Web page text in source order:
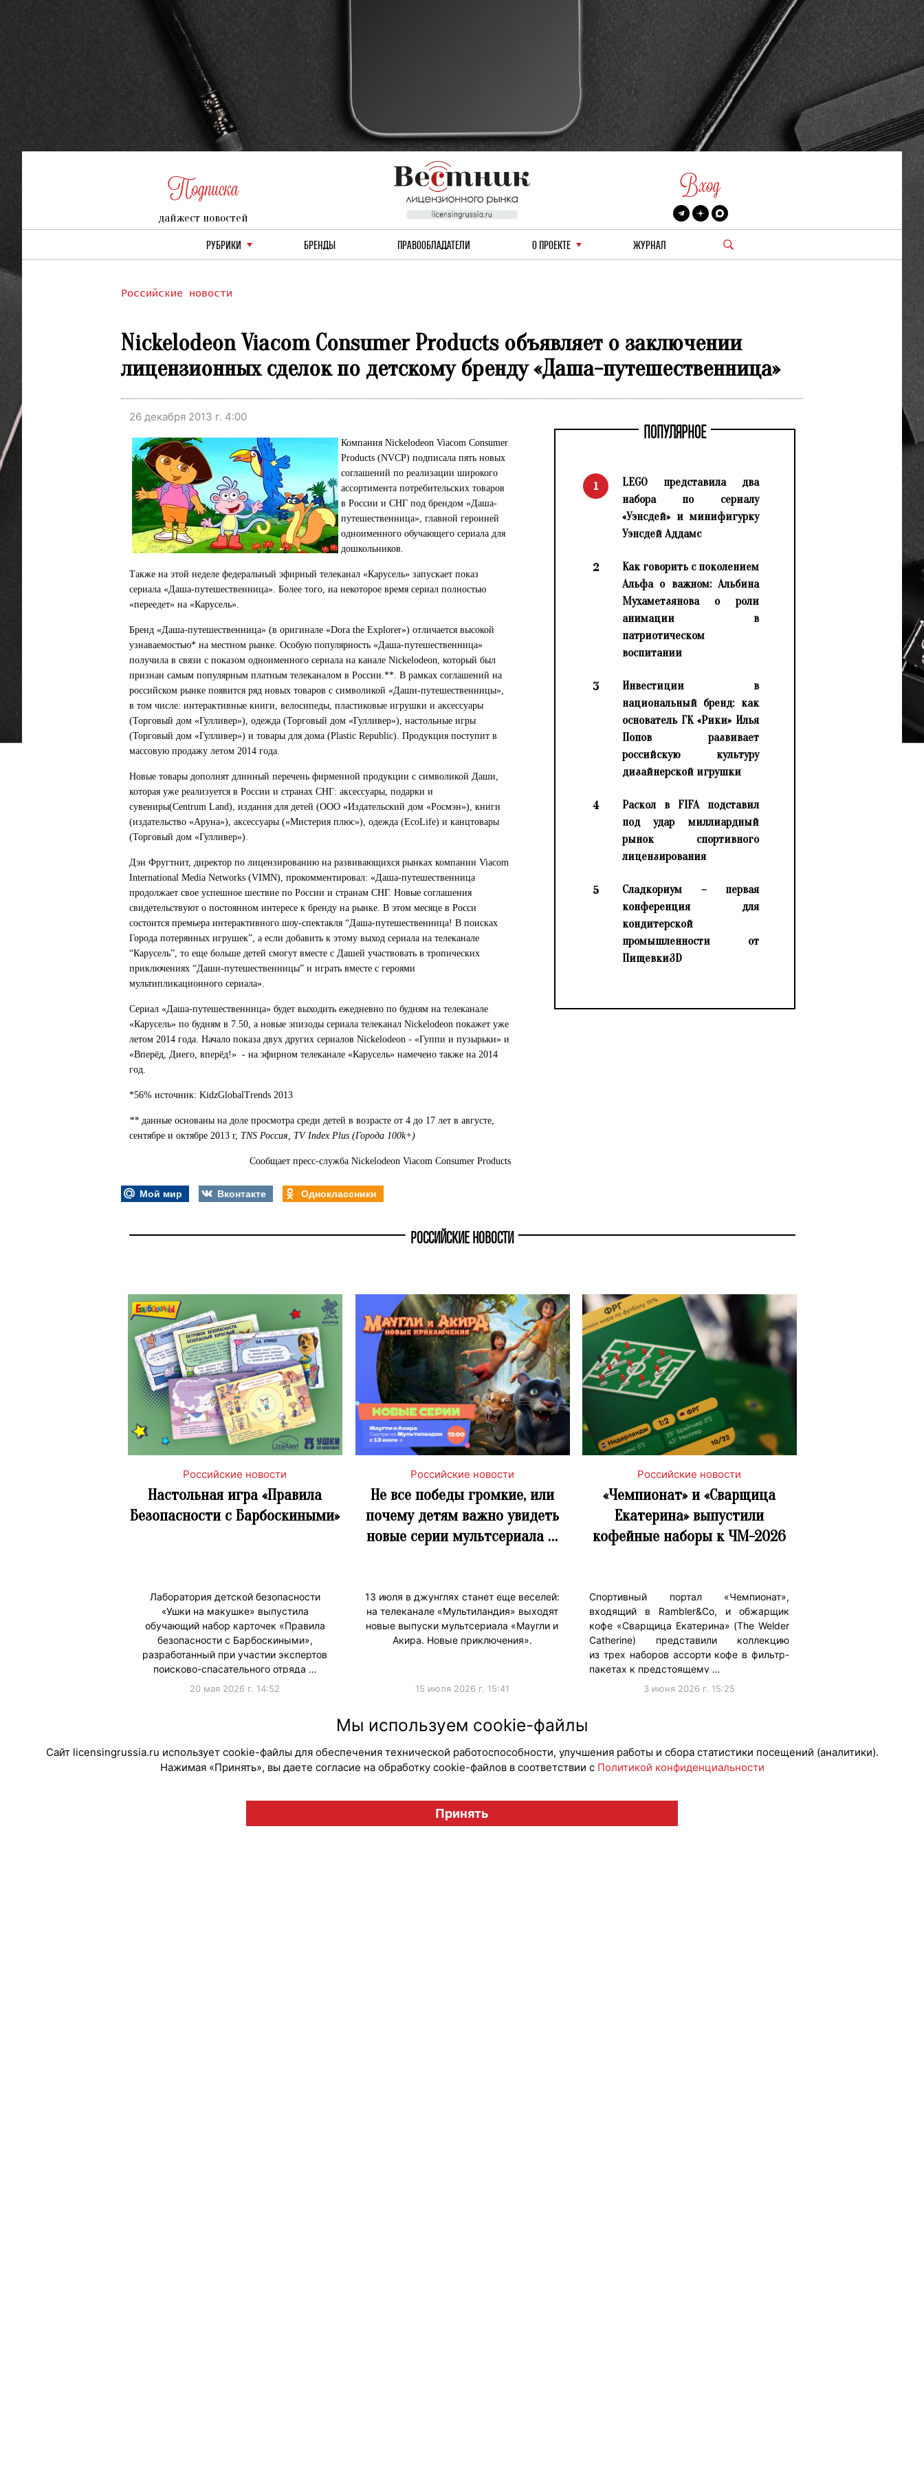
Подписка
дайжест новостей
Вход
РУБРИКИ БРЕНДЫ ПРАВООБЛАДАТЕЛИ О ПРОЕКТЕ ЖУРНАЛ
Российские новости
Nickelodeon Viacom Consumer Products объявляет о заключении
лицензионных сделок по детскому бренду «Даша-путешественница»
26 декабря 2013 г. 4:00
Компания Nickelodeon Viacom Consumer
Products (NVCP) подписала пять новых
соглашений по реализации широкого
ассортимента потребительских товаров
в России и СНГ под брендом «Даша-
путешественница», главной героиней
одноименного обучающего сериала для
дошкольников.
Также на этой неделе федеральный эфирный телеканал «Карусель» запускает показ
сериала «Даша-путешественница». Более того, на некоторое время сериал полностью
«переедет» на «Карусель».
Бренд «Даша-путешественница» (в оригинале «Dora the Explorer») отличается высокой
узнаваемостью* на местном рынке. Особую популярность «Даша-путешественница»
получила в связи с показом одноименного сериала на канале Nickelodeon, который был
признан самым популярным платным телеканалом в России.**. В рамках соглашений на
российском рынке появится ряд новых товаров с символикой «Даши-путешественницы»,
в том числе: интерактивные книги, велосипеды, пластиковые игрушки и аксессуары
(Торговый дом «Гулливер»), одежда (Торговый дом «Гулливер»), настольные игры
(Торговый дом «Гулливер») и товары для дома (Plastic Republic). Продукция поступит в
массовую продажу летом 2014 года.
Новые товары дополнят длинный перечень фирменной продукции с символикой Даши,
которая уже реализуется в России и странах СНГ: аксессуары, подарки и
сувениры(Centrum Land), издания для детей (ООО «Издательский дом «Росмэн»), книги
(издательство «Аруна»), аксессуары («Мистерия плюс»), одежда (EcoLife) и канцтовары
(Торговый дом «Гулливер»).
Дэн Фругтнит, директор по лицензированию на развивающихся рынках компании Viacom
International Media Networks (VIMN), прокомментировал: «Даша-путешественница
продолжает свое успешное шествие по России и странам СНГ. Новые соглашения
свидетельствуют о постоянном интересе к бренду на рынке. В этом месяце в Росси
состоится премьера интерактивного шоу-спектакля “Даша-путешественница! В поисках
Города потерянных игрушек”, а если добавить к этому выход сериала на телеканале
“Карусель”, то еще больше детей смогут вместе с Дашей участвовать в тропических
приключениях “Даши-путешественницы” и играть вместе с героями
мультипликационного сериала».
Сериал «Даша-путешественница» будет выходить ежедневно по будням на телеканале
«Карусель» по будням в 7.50, а новые эпизоды сериала телеканал Nickelodeon покажет уже
летом 2014 года. Начало показа двух других сериалов Nickelodeon - «Гуппи и пузырьки» и
«Вперёд, Диего, вперёд!» - на эфирном телеканале «Карусель» намечено также на 2014
год.
*56% источник: KidzGlobalTrends 2013
**данные основаны на доле просмотра среди детей в возрасте от 4 до 17 лет в августе,
сентябре и октябре 2013 г, TNS Россия, TV Index Plus (Города 100k+)
Сообщает пресс-служба Nickelodeon Viacom Consumer Products
ПОПУЛЯРНОЕ
1
LEGO представила два
набора по сериалу
«Уэнсдей» и минифигурку
Уэнсдей Аддамс
2
Как говорить с поколением
Альфа о важном: Альбина
Мухаметзянова о роли
анимации в
патриотическом
воспитании
3
Инвестиции в
национальный бренд: как
основатель ГК «Рики» Илья
Попов развивает
российскую культуру
дизайнерской игрушки
4
Раскол в FIFA подставил
под удар миллиардный
рынок спортивного
лицензирования
5
Сладкориум – первая
конференция для
кондитерской
промышленности от
Пищевки3D
Мой мир Вконтакте Одноклассники
РОССИЙСКИЕ НОВОСТИ
Российские новости
Настольная игра «Правила
Безопасности с Барбоскиными»
Лаборатория детской безопасности
«Ушки на макушке» выпустила
обучающий набор карточек «Правила
безопасности с Барбоскиными»,
разработанный при участии экспертов
поисково-спасательного отряда …
20 мая 2026 г. 14:52
Российские новости
Не все победы громкие, или
почему детям важно увидеть
новые серии мультсериала …
13 июля в джунглях станет еще веселей:
на телеканале «Мультиландия» выходят
новые выпуски мультсериала «Маугли и
Акира. Новые приключения».
15 июля 2026 г. 15:41
Российские новости
«Чемпионат» и «Сварщица
Екатерина» выпустили
кофейные наборы к ЧМ-2026
Спортивный портал «Чемпионат»,
входящий в Rambler&Co, и обжарщик
кофе «Сварщица Екатерина» (The Welder
Catherine) представили коллекцию
из трех наборов ассорти кофе в фильтр-
пакетах к предстоящему …
3 июня 2026 г. 15:25
© "Вестник лицензионного рынка", licensingrussia.ru, 2009-2026 12+
Мы используем cookie-файлы
Сайт licensingrussia.ru использует cookie-файлы для обеспечения технической работоспособности, улучшения работы и сбора статистики посещений (аналитики).
Нажимая «Принять», вы даете согласие на обработку cookie-файлов в соответствии с Политикой конфиденциальности
Принять